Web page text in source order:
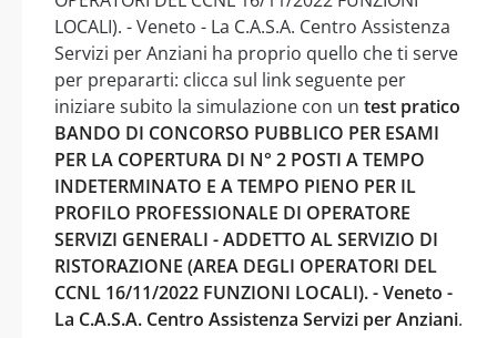
LOCALI). - Veneto - La C.A.S.A. Centro Assistenza
Servizi per Anziani ha proprio quello che ti serve
per prepararti: clicca sul link seguente per
iniziare subito la simulazione con un test pratico
BANDO DI CONCORSO PUBBLICO PER ESAMI
PER LA COPERTURA DI N° 2 POSTI A TEMPO
INDETERMINATO E A TEMPO PIENO PER IL
PROFILO PROFESSIONALE DI OPERATORE
SERVIZI GENERALI - ADDETTO AL SERVIZIO DI
RISTORAZIONE (AREA DEGLI OPERATORI DEL
CCNL 16/11/2022 FUNZIONI LOCALI). - Veneto -
La C.A.S.A. Centro Assistenza Servizi per Anziani.